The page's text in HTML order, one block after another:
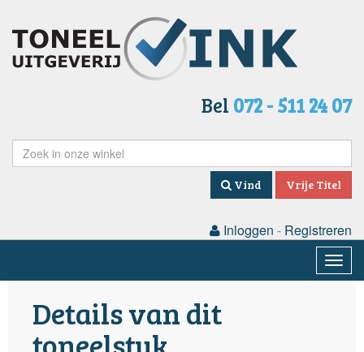
Bel 072 - 511 24 07
Vind Vrije Titel
Inloggen - Registreren
Details van dit
toneelstuk